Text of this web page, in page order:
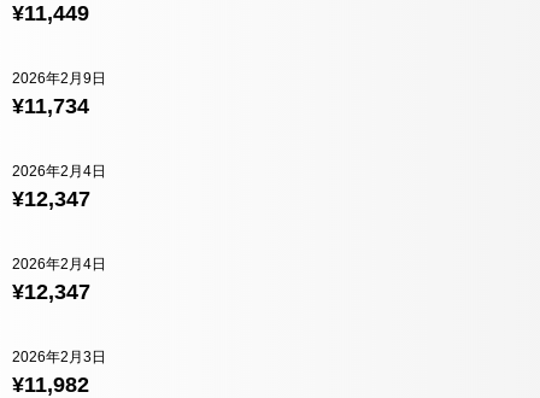
¥11,449
¥11,734
2026年2月9日
¥12,347
2026年2月4日
¥12,347
2026年2月4日
¥11,982
2026年2月3日